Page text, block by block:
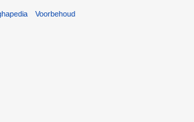
Voorbehoud